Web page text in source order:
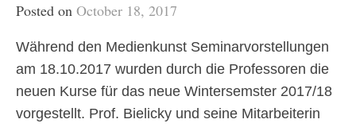
Posted on October 18, 2017
Während den Medienkunst Seminarvorstellungen
am 18.10.2017 wurden durch die Professoren die
neuen Kurse für das neue Wintersemster 2017/18
vorgestellt. Prof. Bielicky und seine Mitarbeiterin